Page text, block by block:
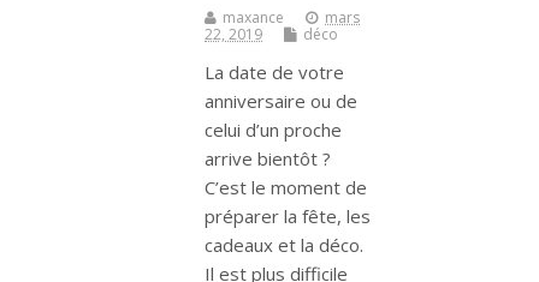
maxance
mars
22, 2019
déco
La date de votre
anniversaire ou de
celui d’un proche
arrive bientôt ?
C’est le moment de
préparer la fête, les
cadeaux et la déco.
Il est plus difficile